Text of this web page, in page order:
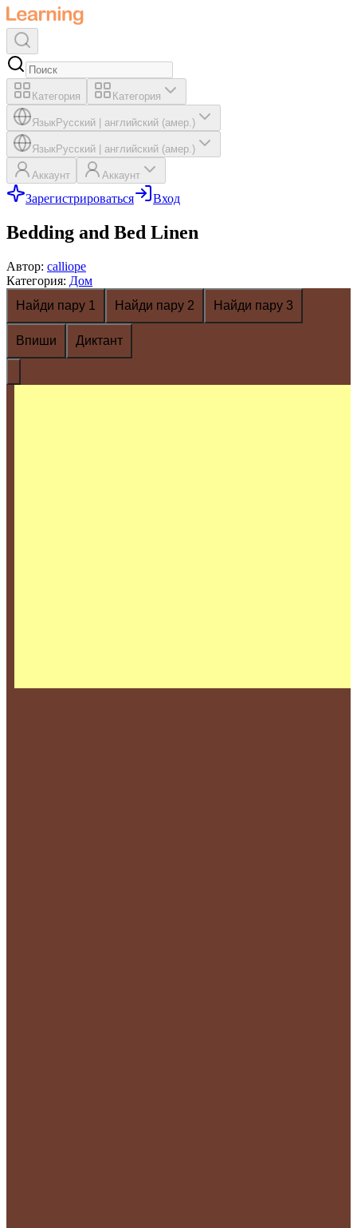
Категория Категория
ЯзыкРусский английский (амер.)
ЯзыкРусский английский (амер.)
Аккаунт Аккаунт
Зарегистрироваться Вход
Bedding and Bed Linen
Автор: calliope
Категория: Дом
Найди пару 1
Найди пару 2 Найди пару 3
Впиши Диктант